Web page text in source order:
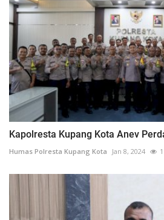
Kapolresta Kupang Kota Anev
Humas Polresta Kupang Kota Jan 8, 2024